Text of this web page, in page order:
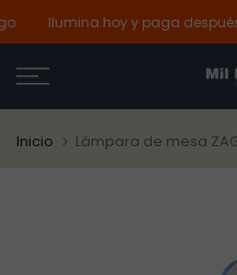
Ir
al
contenido
Ilumina hoy y paga después:
Inicio Lámpara de mesa